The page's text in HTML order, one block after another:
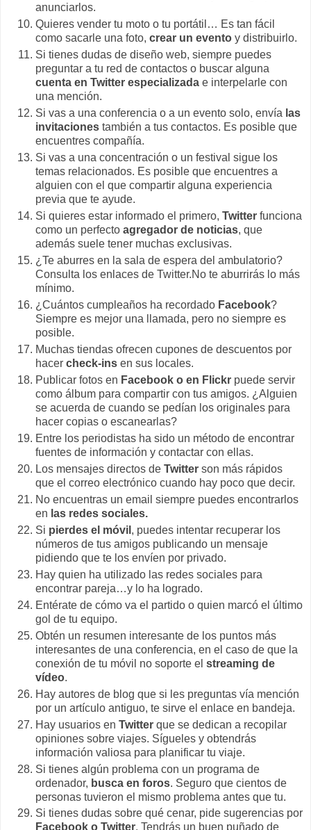
anunciarlos.
Quieres vender tu moto o tu portátil… Es tan fácil
como sacarle una foto, crear un evento y distribuirlo.
Si tienes dudas de diseño web, siempre puedes
preguntar a tu red de contactos o buscar alguna
cuenta en Twitter especializada e interpelarle con
una mención.
Si vas a una conferencia o a un evento solo, envía las
invitaciones también a tus contactos. Es posible que
encuentres compañía.
Si vas a una concentración o un festival sigue los
temas relacionados. Es posible que encuentres a
alguien con el que compartir alguna experiencia
previa que te ayude.
Si quieres estar informado el primero, Twitter funciona
como un perfecto agregador de noticias, que
además suele tener muchas exclusivas.
¿Te aburres en la sala de espera del ambulatorio?
Consulta los enlaces de Twitter.No te aburrirás lo más
mínimo.
¿Cuántos cumpleaños ha recordado Facebook?
Siempre es mejor una llamada, pero no siempre es
posible.
Muchas tiendas ofrecen cupones de descuentos por
hacer check-ins en sus locales.
Publicar fotos en Facebook o en Flickr puede servir
como álbum para compartir con tus amigos. ¿Alguien
se acuerda de cuando se pedían los originales para
hacer copias o escanearlas?
Entre los periodistas ha sido un método de encontrar
fuentes de información y contactar con ellas.
Los mensajes directos de Twitter son más rápidos
que el correo electrónico cuando hay poco que decir.
No encuentras un email siempre puedes encontrarlos
en las redes sociales.
Si pierdes el móvil , puedes intentar recuperar los
números de tus amigos publicando un mensaje
pidiendo que te los envíen por privado.
Hay quien ha utilizado las redes sociales para
encontrar pareja…y lo ha logrado.
Entérate de cómo va el partido o quien marcó el último
gol de tu equipo.
Obtén un resumen interesante de los puntos más
interesantes de una conferencia, en el caso de que la
conexión de tu móvil no soporte el streaming de
vídeo.
Hay autores de blog que si les preguntas vía mención
por un artículo antiguo, te sirve el enlace en bandeja.
Hay usuarios en Twitter que se dedican a recopilar
opiniones sobre viajes. Sígueles y obtendrás
información valiosa para planificar tu viaje.
Si tienes algún problema con un programa de
ordenador, busca en foros. Seguro que cientos de
personas tuvieron el mismo problema antes que tu.
Si tienes dudas sobre qué cenar, pide sugerencias por
Facebook o Twitter. Tendrás un buen puñado de